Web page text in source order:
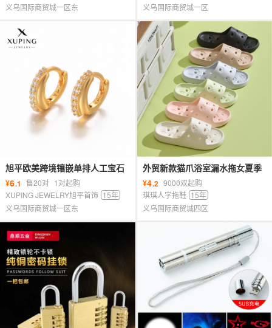
义乌国际商贸城一区东
义乌国际商贸城一区
旭平欧美跨境镶嵌单排人工宝石
耳环耳扣时尚仿金色小巧耳饰批
发女
¥6.1 售20对 1对起购
XUPING JEWELRY旭平首饰 15年
义乌国际商贸城一区东
外贸新款猫爪浴室漏水拖女夏季
室内居家用洗澡镂空静音防臭凉
拖鞋
¥4.2 9000双起购
琪琪人字拖鞋 15年
义乌国际商贸城四区